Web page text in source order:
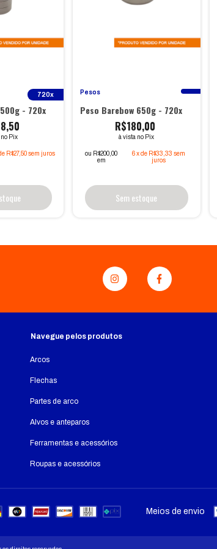
720x
- 720x
no Pix
R$27,50 sem juros
Pesos
Peso Barebow 650g - 720x
R$180,00
à vista no Pix
ou R$200,00
em
6 xde R$33,33 sem
juros
Sem estoque
Navegue pelos produtos
Arcos
Flechas
Partes de arco
Alvos e anteparos
Ferramentas e acessórios
Roupas e acessórios
Meios de envio